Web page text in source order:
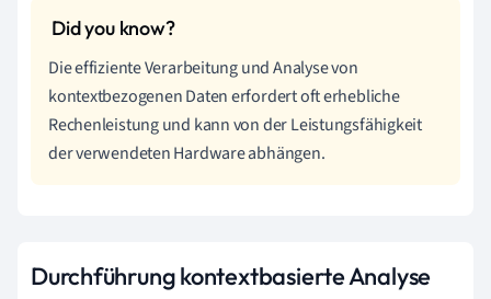
Die effiziente Verarbeitung und Analyse von
kontextbezogenen Daten erfordert oft erhebliche
Rechenleistung und kann von der Leistungsfähigkeit
der verwendeten Hardware abhängen.
Durchführung kontextbasierte Analyse